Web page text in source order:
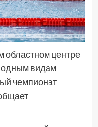
областном центре
видам
чемпионат